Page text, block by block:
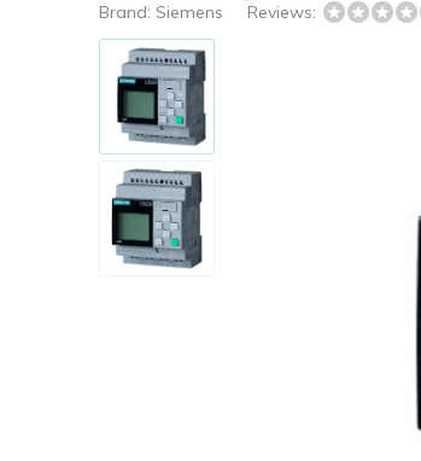
Brand: Siemens Reviews: